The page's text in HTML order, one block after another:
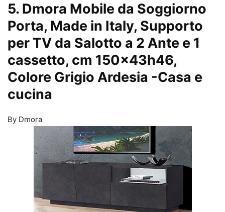
5. Dmora Mobile da Soggiorno
Porta, Made in Italy, Supporto
per TV da Salotto a 2 Ante e 1
cassetto, cm 150x43h46,
Colore Grigio Ardesia -Casa e
cucina
By Dmora